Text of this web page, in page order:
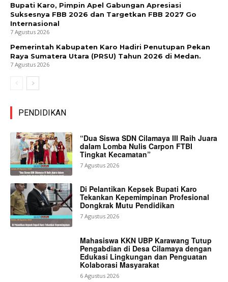
Bupati Karo, Pimpin Apel Gabungan Apresiasi
Suksesnya FBB 2026 dan Targetkan FBB 2027 Go
Internasional
7 Agustus 2026
Pemerintah Kabupaten Karo Hadiri Penutupan Pekan
Raya Sumatera Utara (PRSU) Tahun 2026 di Medan.
7 Agustus 2026
PENDIDIKAN
“Dua Siswa SDN Cilamaya III Raih Juara
dalam Lomba Nulis Carpon FTBI
Tingkat Kecamatan”
7 Agustus 2026
Di Pelantikan Kepsek Bupati Karo
Tekankan Kepemimpinan Profesional
Dongkrak Mutu Pendidikan
7 Agustus 2026
Mahasiswa KKN UBP Karawang Tutup
Pengabdian di Desa Cilamaya dengan
Edukasi Lingkungan dan Penguatan
Kolaborasi Masyarakat
6 Agustus 2026